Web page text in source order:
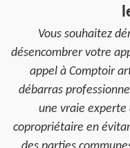
Vous souhaitez
désencombrer votre
appel à Comptoir
débarras
une vraie experte
copropriétaire en